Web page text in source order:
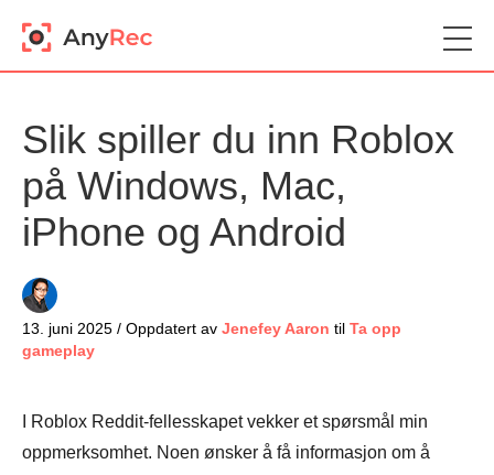
Slik spiller du inn Roblox
på Windows, Mac,
iPhone og Android
13. juni 2025 / Oppdatert av Jenefey Aaron til Ta opp
gameplay
I Roblox Reddit-fellesskapet vekker et spørsmål min
oppmerksomhet. Noen ønsker å få informasjon om å